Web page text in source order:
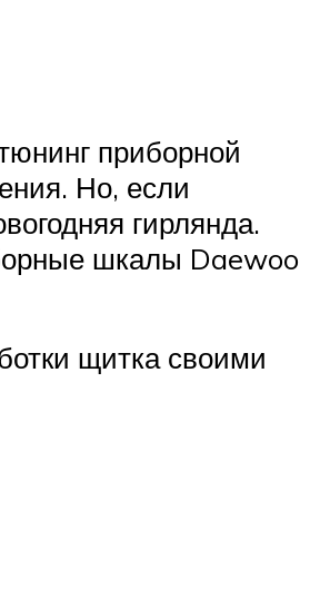
приборной
Но, если
гирлянда.
шкалы Daewoo
щитка своими